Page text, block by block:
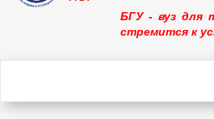
БГУ - вуз для
стремится к